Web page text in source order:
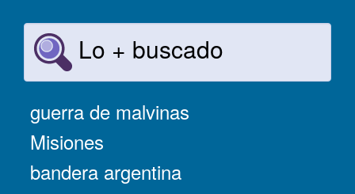
Lo + buscado
guerra de malvinas
Misiones
bandera argentina